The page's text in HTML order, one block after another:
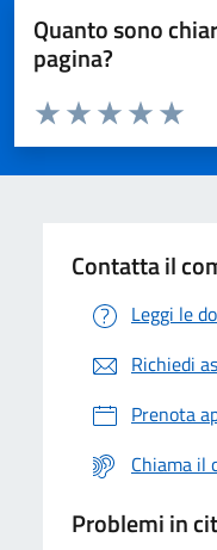
Quanto sono
pagina?
Valuta da 1 a 5 stelle la
Valuta
Valuta 4
Valuta 3 stelle
Valuta 2 stelle su
Valuta 1 stelle su 5
Contatta il
Leggi le
Richiedi
Prenota
Chiama il
Problemi in